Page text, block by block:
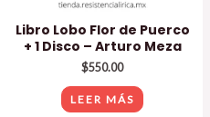
Libro Lobo Flor de Puerco
+ 1 Disco – Arturo Meza
$550.00
LEER MÁS